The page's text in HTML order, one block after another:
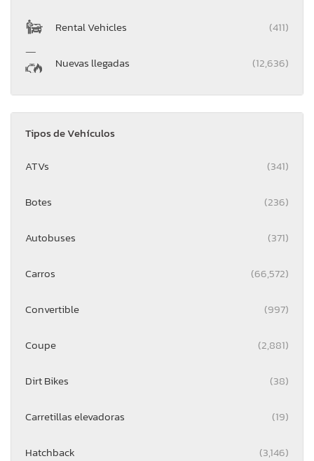
Rental Vehicles (411)
Nuevas llegadas (12,636)
Tipos de Vehículos
ATVs (341)
Botes (236)
Autobuses (371)
Carros (66,572)
Convertible (997)
Coupe (2,881)
Dirt Bikes (38)
Carretillas elevadoras (19)
Hatchback (3,146)